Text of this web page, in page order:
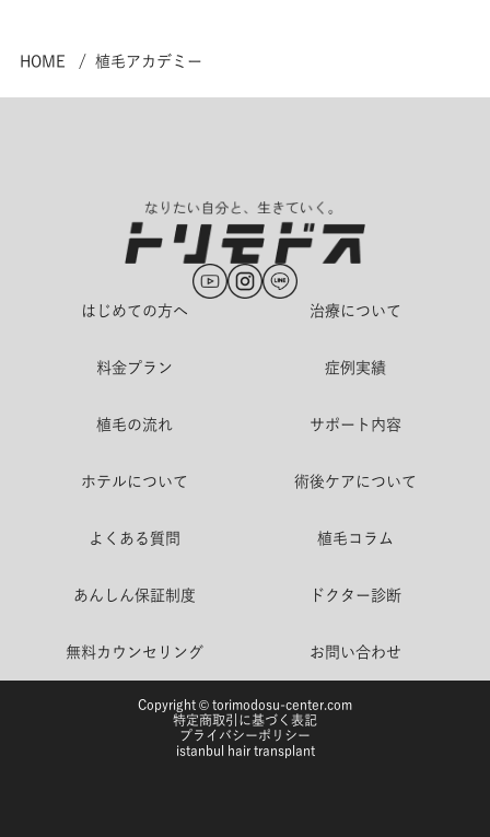
HOME 植毛アカデミー
はじめての方へ 治療について
料金プラン 症例実績
植毛の流れ サポート内容
ホテルについて 術後ケアについて
よくある質問 植毛コラム
あんしん保証制度 ドクター診断
無料カウンセリング お問い合わせ
Copyright © torimodosu-center.com
特定商取引に基づく表記
プライバシーポリシー
istanbul hair transplant